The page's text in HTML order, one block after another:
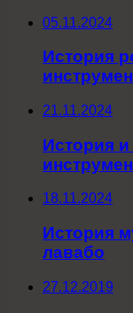
05.11.2024
История
21.11.2024
История
18.11.2024
История
лавабо
27.12.2019